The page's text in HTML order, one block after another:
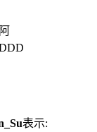
表示: